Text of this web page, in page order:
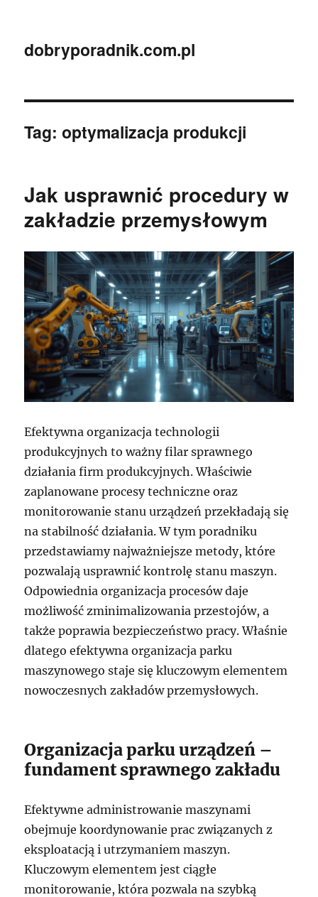
dobryporadnik.com.pl
Tag:optymalizacja produkcji
Jak usprawnić procedury w
zakładzie przemysłowym
Efektywna organizacja technologii
produkcyjnych to ważny filar sprawnego
działania firm produkcyjnych. Właściwie
zaplanowane procesy techniczne oraz
monitorowanie stanu urządzeń przekładają się
na stabilność działania. W tym poradniku
przedstawiamy najważniejsze metody, które
pozwalają usprawnić kontrolę stanu maszyn.
Odpowiednia organizacja procesów daje
możliwość zminimalizowania przestojów, a
także poprawia bezpieczeństwo pracy. Właśnie
dlatego efektywna organizacja parku
maszynowego staje się kluczowym elementem
nowoczesnych zakładów przemysłowych.
Organizacja parku urządzeń –
fundament sprawnego zakładu
Efektywne administrowanie maszynami
obejmuje koordynowanie prac związanych z
eksploatacją i utrzymaniem maszyn.
Kluczowym elementem jest ciągłe
monitorowanie, która pozwala na szybką